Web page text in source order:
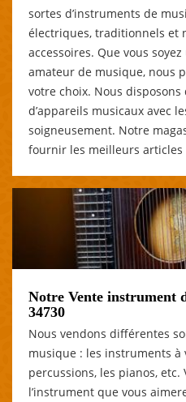
sortes d’instruments de
électriques, traditionnels et
accessoires. Que vous
amateur de musique, nous
votre choix. Nous
d’appareils musicaux avec
soigneusement. Notre
fournir les meilleurs articles
Notre Vente instrument
34730
Nous vendons différentes
musique : les instruments à
percussions, les pianos, etc.
l’instrument que vous